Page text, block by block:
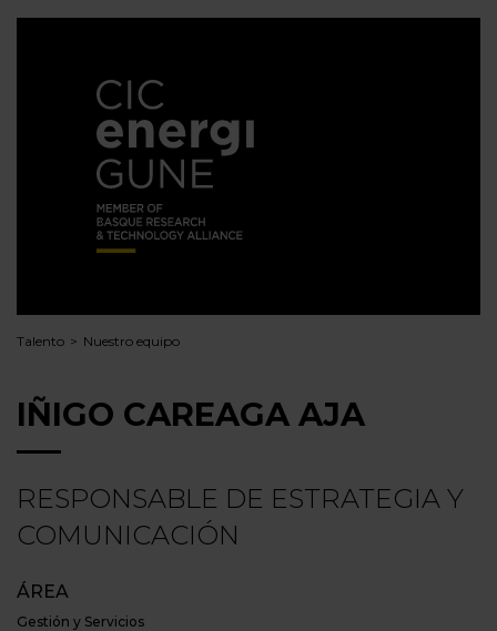
Talento Nuestro equipo
IÑIGO CAREAGA AJA
RESPONSABLE DE ESTRATEGIA Y
COMUNICACIÓN
ÁREA
Gestión y Servicios